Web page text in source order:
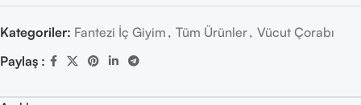
Kategoriler: Fantezi İç Giyim , Tüm Ürünler, Vücut Çorabı
Paylaş :